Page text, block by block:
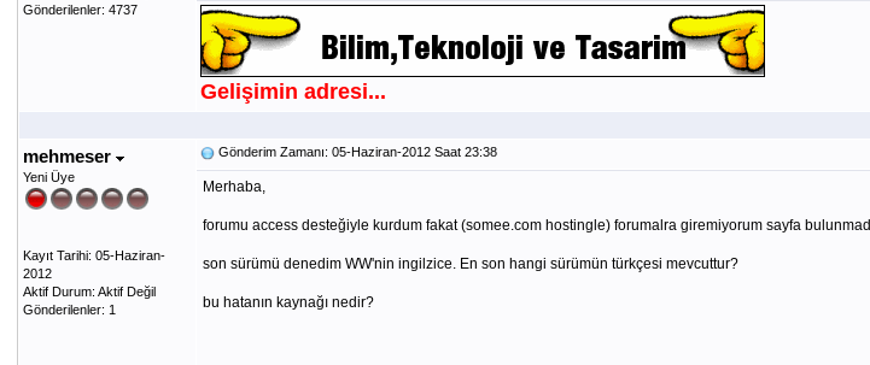
Gönderilenler: 4737
Gelişimin adresi...
mehmeser
Yeni Üye
Kayıt Tarihi: 05-Haziran-
2012
Aktif Durum: Aktif Değil
Gönderilenler: 1
Gönderim Zamanı: 05-Haziran-2012 Saat 23:38
Merhaba,
forumu access desteğiyle kurdum fakat (somee.com hostingle) forumalra giremiyorum sayfa
son sürümü denedim WW'nin ingilzice. En son hangi sürümün türkçesi mevcuttur?
bu hatanın kaynağı nedir?